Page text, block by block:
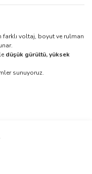
voltaj, boyut ve rulman
düşük gürültü, yüksek
sunuyoruz.